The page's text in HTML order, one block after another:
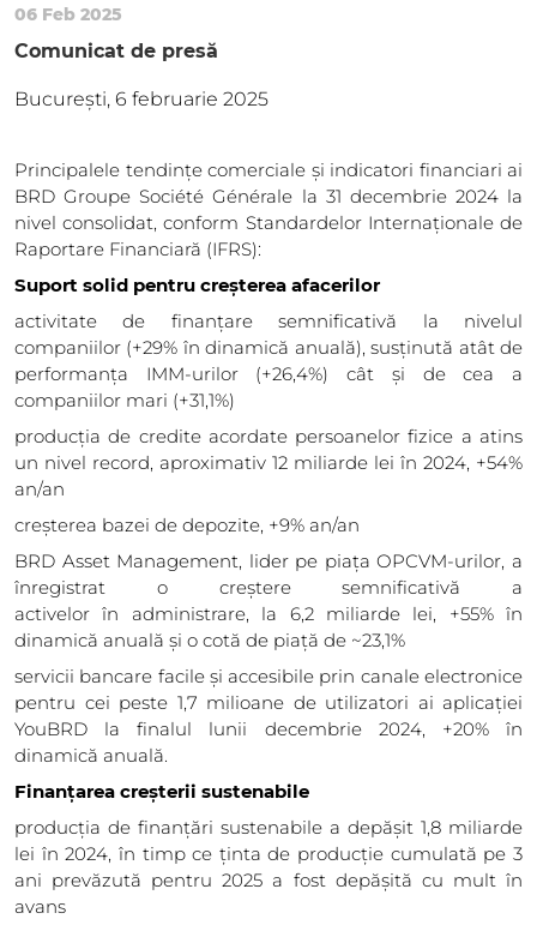
06 Feb 2025
Comunicat de presă
București, 6 februarie 2025
Principalele tendințe comerciale și indicatori financiari ai
BRD Groupe Société Générale la 31 decembrie 2024 la
nivel consolidat, conform Standardelor Internaționale de
Raportare Financiară (IFRS):
Suport solid pentru creșterea afacerilor
activitate de finanțare semnificativă la nivelul
companiilor (+29% în dinamică anuală), susținută atât de
performanța IMM-urilor (+26,4%) cât și de cea a
companiilor mari (+31,1%)
producția de credite acordate persoanelor fizice a atins
un nivel record, aproximativ 12 miliarde lei în 2024, +54%
an/an
creșterea bazei de depozite, +9% an/an
BRD Asset Management, lider pe piața OPCVM-urilor, a
înregistrat o creștere semnificativă a
activelor în administrare, la 6,2 miliarde lei, +55% în
dinamică anuală și o cotă de piață de ~23,1%
servicii bancare facile și accesibile prin canale electronice
pentru cei peste 1,7 milioane de utilizatori ai aplicației
YouBRD la finalul lunii decembrie 2024, +20% în
dinamică anuală.
Finanțarea creșterii sustenabile
producția de finanțări sustenabile a depășit 1,8 miliarde
lei în 2024, în timp ce ținta de producție cumulată pe 3
ani prevăzută pentru 2025 a fost depășită cu mult în
avans